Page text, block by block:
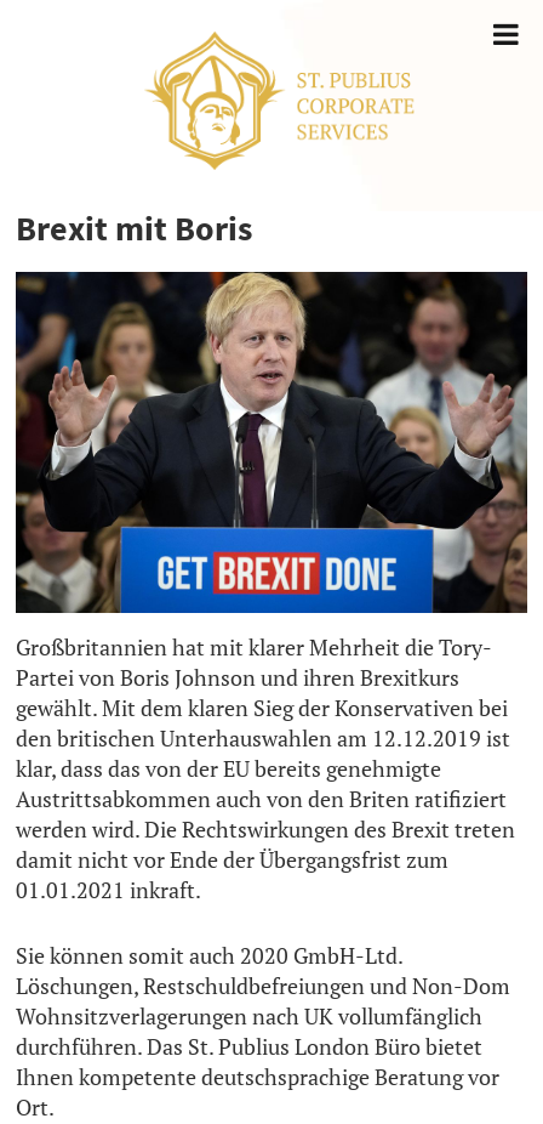
Brexit mit Boris
Großbritannien hat mit klarer Mehrheit die Tory-
Partei von Boris Johnson und ihren Brexitkurs
gewählt. Mit dem klaren Sieg der Konservativen bei
den britischen Unterhauswahlen am 12.12.2019 ist
klar, dass das von der EU bereits genehmigte
Austrittsabkommen auch von den Briten ratifiziert
werden wird. Die Rechtswirkungen des Brexit treten
damit nicht vor Ende der Übergangsfrist zum
01.01.2021 inkraft.
Sie können somit auch 2020 GmbH-Ltd.
Löschungen, Restschuldbefreiungen und Non-Dom
Wohnsitzverlagerungen nach UK vollumfänglich
durchführen. Das St. Publius London Büro bietet
Ihnen kompetente deutschsprachige Beratung vor
Ort.